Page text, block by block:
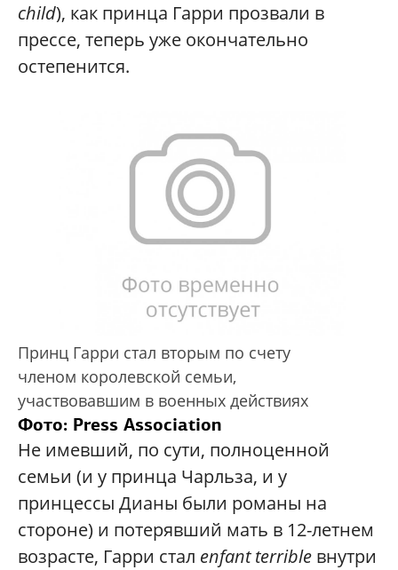
child), как принца Гарри прозвали в
прессе, теперь уже окончательно
остепенится.
Принц Гарри стал вторым по счету
членом королевской семьи,
участвовавшим в военных действиях
Фото: Press Association
Не имевший, по сути, полноценной
семьи (и у принца Чарльза, и у
принцессы Дианы были романы на
стороне) и потерявший мать в 12-летнем
возрасте, Гарри стал enfant terrible внутри